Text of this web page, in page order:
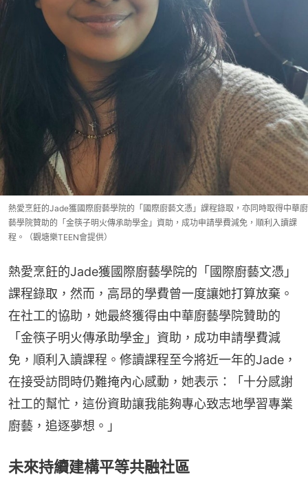
熱愛烹飪的Jade獲國際廚藝學院的「國際廚藝文憑」課程錄取，亦同時取得中華廚
藝學院贊助的「金筷子明火傳承助學金」資助，成功申請學費減免，順利入讀課
程。（觀塘樂TEEN會提供）
熱愛烹飪的Jade獲國際廚藝學院的「國際廚藝文憑」
課程錄取，然而，高昂的學費曾一度讓她打算放棄。
在社工的協助，她最終獲得由中華廚藝學院贊助的
「金筷子明火傳承助學金」資助，成功申請學費減
免，順利入讀課程。修讀課程至今將近一年的Jade，
在接受訪問時仍難掩內心感動，她表示：「十分感謝
社工的幫忙，這份資助讓我能夠專心致志地學習專業
廚藝，追逐夢想。」
未來持續建構平等共融社區